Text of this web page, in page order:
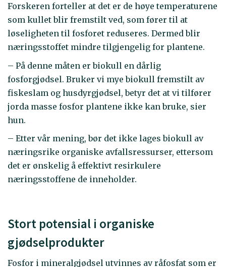
Forskeren forteller at det er de høye temperaturene
som kullet blir fremstilt ved, som fører til at
løseligheten til fosforet reduseres. Dermed blir
næringsstoffet mindre tilgjengelig for plantene.
– På denne måten er biokull en dårlig
fosforgjødsel. Bruker vi mye biokull fremstilt av
fiskeslam og husdyrgjødsel, betyr det at vi tilfører
jorda masse fosfor plantene ikke kan bruke, sier
hun.
– Etter vår mening, bør det ikke lages biokull av
næringsrike organiske avfallsressurser, ettersom
det er ønskelig å effektivt resirkulere
næringsstoffene de inneholder.
Stort potensial i organiske
gjødselprodukter
Fosfor i mineralgjødsel utvinnes av råfosfat som er